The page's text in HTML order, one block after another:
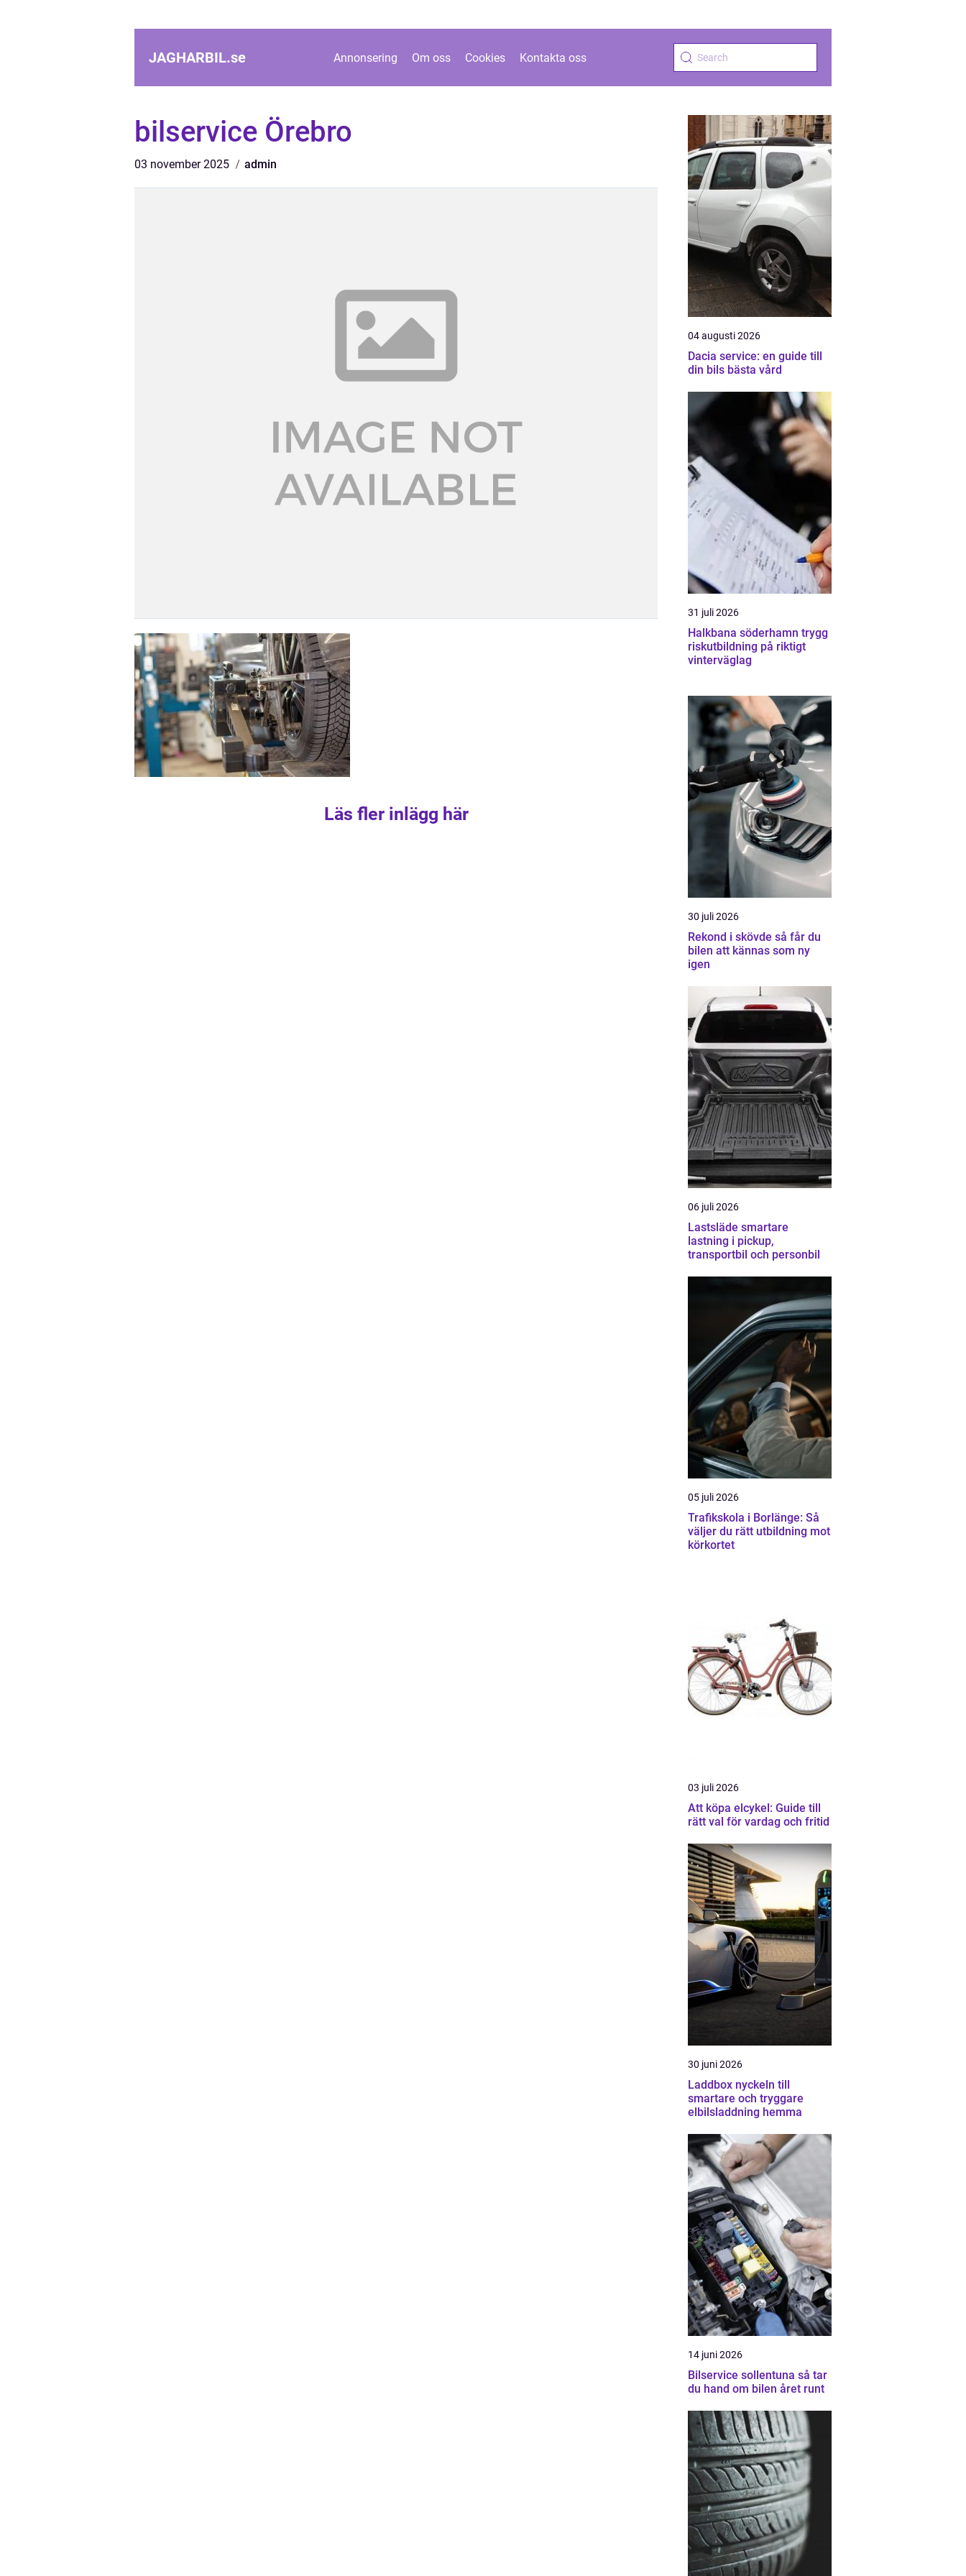
JAGHARBIL.se Annonsering Om oss Cookies Kontakta oss
bilservice Örebro
03 november 2025 admin
Läs fler inlägg här
04 augusti 2026
Dacia service: en guide till
din bils bästa vård
31 juli 2026
Halkbana söderhamn trygg
riskutbildning på riktigt
vinterväglag
30 juli 2026
Rekond i skövde så får du
bilen att kännas som ny
igen
06 juli 2026
Lastsläde smartare
lastning i pickup,
transportbil och personbil
05 juli 2026
Trafikskola i Borlänge: Så
väljer du rätt utbildning mot
körkortet
03 juli 2026
Att köpa elcykel: Guide till
rätt val för vardag och fritid
30 juni 2026
Laddbox nyckeln till
smartare och tryggare
elbilsladdning hemma
14 juni 2026
Bilservice sollentuna så tar
du hand om bilen året runt